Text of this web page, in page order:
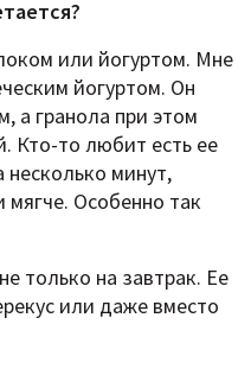
или йогуртом. Мне
йогуртом. Он
а гранола при этом
Кто-то любит есть ее
несколько минут,
мягче. Особенно так
только на завтрак. Ее
или даже вместо